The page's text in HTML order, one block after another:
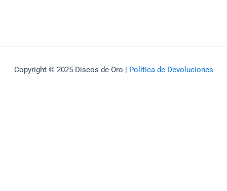
Copyright © 2025 Discos de Oro | Política de Devoluciones